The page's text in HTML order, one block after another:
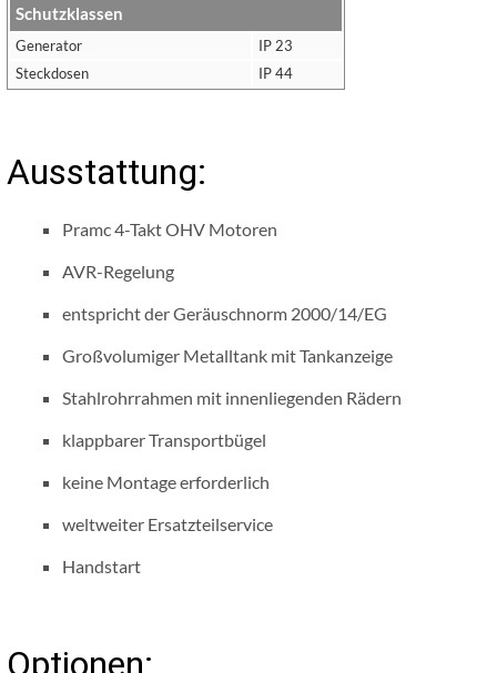
Schutzklassen
Generator
IP 23
Steckdosen
IP 44
Ausstattung:
Pramc 4-Takt OHV Motoren
AVR-Regelung
entspricht der Geräuschnorm 2000/14/EG
Großvolumiger Metalltank mit Tankanzeige
Stahlrohrrahmen mit innenliegenden Rädern
klappbarer Transportbügel
keine Montage erforderlich
weltweiter Ersatzteilservice
Handstart
Optionen: